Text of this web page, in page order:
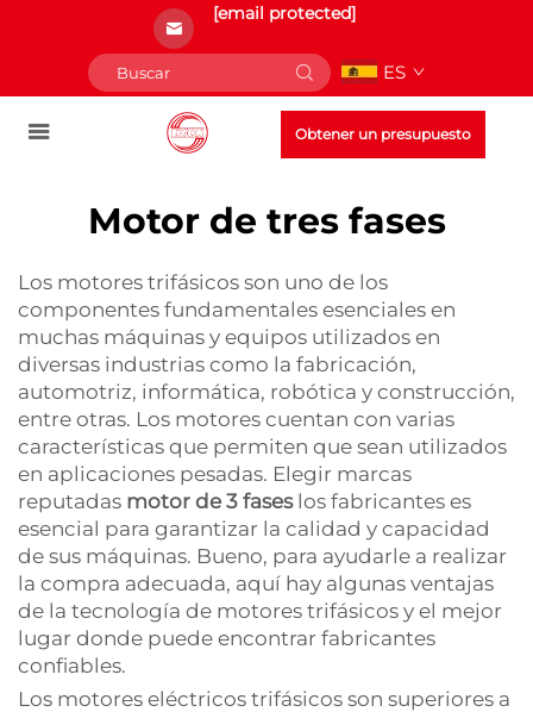
[email protected]
ES
Obtener un presupuesto
Motor de tres fases
Los motores trifásicos son uno de los
componentes fundamentales esenciales en
muchas máquinas y equipos utilizados en
diversas industrias como la fabricación,
automotriz, informática, robótica y construcción,
entre otras. Los motores cuentan con varias
características que permiten que sean utilizados
en aplicaciones pesadas. Elegir marcas
reputadas motor de 3 fases los fabricantes es
esencial para garantizar la calidad y capacidad
de sus máquinas. Bueno, para ayudarle a realizar
la compra adecuada, aquí hay algunas ventajas
de la tecnología de motores trifásicos y el mejor
lugar donde puede encontrar fabricantes
confiables.
Los motores eléctricos trifásicos son superiores a